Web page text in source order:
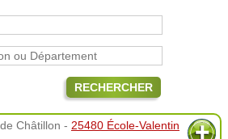
RECHERCHER
Châtillon - 25480 École-Valentin